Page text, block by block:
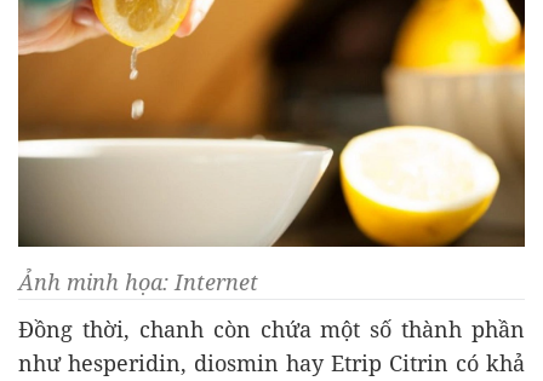
Ảnh minh họa: Internet
Đồng thời, chanh còn chứa một số thành phần
như hesperidin, diosmin hay Etrip Citrin có khả